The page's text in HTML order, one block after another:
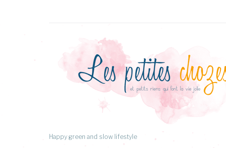
Happy green and slow lifestyle